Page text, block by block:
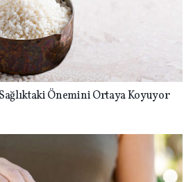
Önemini Ortaya Koyuyor